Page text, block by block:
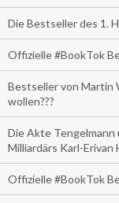
Die Bestseller des 1.
Offizielle #BookTok
Bestseller von Martin
wollen???
Die Akte Tengelmann
Milliardärs Karl-Erivan
Offizielle #BookTok